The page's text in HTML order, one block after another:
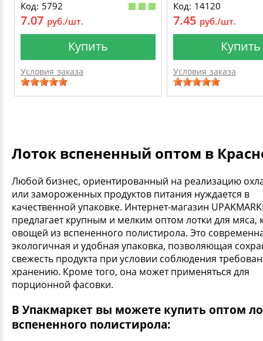
Код: 5792
7.07 руб./шт.
Купить
Условия заказа
Код: 14120
7.45 руб./шт.
Купить
Условия заказа
Лоток вспененный оптом в
Любой бизнес, ориентированный на реализацию
или замороженных продуктов питания нуждается в
качественной упаковке. Интернет-магазин
предлагает крупным и мелким оптом лотки для мяса,
овощей из вспененного полистирола. Это
экологичная и удобная упаковка, позволяющая
свежесть продукта при условии соблюдения
хранению. Кроме того, она может применяться для
порционной фасовки.
В Упакмаркет вы можете купить оптом
вспененного полистирола: